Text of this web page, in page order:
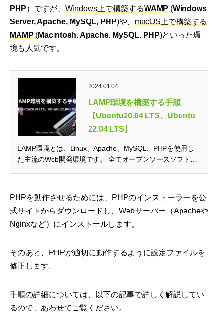
PHP）ですが、 Windows上で構築するWAMP (Windows
Server, Apache, MySQL, PHP)や、 macOS上で構築する
MAMP (Macintosh, Apache, MySQL, PHP)といった環
境も人気です。
2024.01.04
LAMP環境を構築する手順
【Ubuntu20.04 LTS、Ubuntu
22.04 LTS】
LAMP環境とは、Linux、Apache、MySQL、PHPを使用し
た主流のWeb開発環境です。 全てオープンソースソフトウ
PHPを動作させるためには、PHPのインストーラーを公
式サイトからダウンロードし、Webサーバー（Apacheや
Nginxなど）にインストールします。
そのあと、PHPが適切に動作するように設定ファイルを
修正します。
手順の詳細については、以下の記事で詳しく解説してい
るので、あわせてご覧ください。